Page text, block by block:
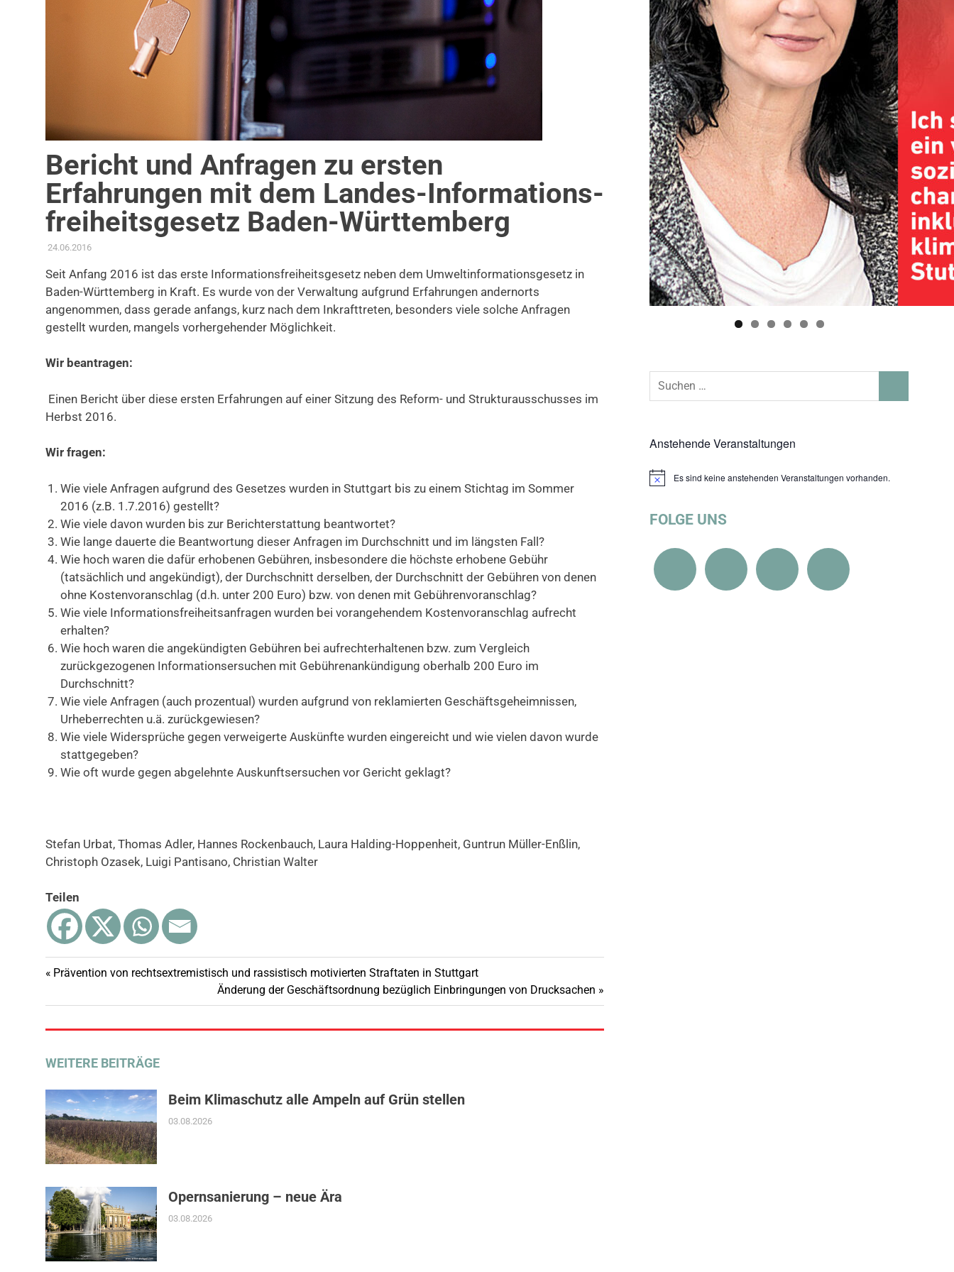
Bericht und Anfragen zu ersten
Erfahrungen mit dem Landes-Informations­
freiheitsgesetz Baden-Württemberg
24.06.2016ADMIN
AKTUELLES
Seit Anfang 2016 ist das erste Informationsfreiheitsgesetz neben dem Umweltinformationsgesetz in
Baden-Württemberg in Kraft. Es wurde von der Verwaltung aufgrund Erfahrungen andernorts
angenommen, dass gerade anfangs, kurz nach dem Inkrafttreten, besonders viele solche Anfragen
gestellt wurden, mangels vorhergehender Möglichkeit.
Wir beantragen:
Einen Bericht über diese ersten Erfahrungen auf einer Sitzung des Reform- und Strukturausschusses im
Herbst 2016.
Wir fragen:
Wie viele Anfragen aufgrund des Gesetzes wurden in Stuttgart bis zu einem Stichtag im Sommer
2016 (z.B. 1.7.2016) gestellt?
Wie viele davon wurden bis zur Berichterstattung beantwortet?
Wie lange dauerte die Beantwortung dieser Anfragen im Durchschnitt und im längsten Fall?
Wie hoch waren die dafür erhobenen Gebühren, insbesondere die höchste erhobene Gebühr
(tatsächlich und angekündigt), der Durchschnitt derselben, der Durchschnitt der Gebühren von denen
ohne Kostenvoranschlag (d.h. unter 200 Euro) bzw. von denen mit Gebührenvoranschlag?
Wie viele Informationsfreiheitsanfragen wurden bei vorangehendem Kostenvoranschlag aufrecht
erhalten?
Wie hoch waren die angekündigten Gebühren bei aufrechterhaltenen bzw. zum Vergleich
zurückgezogenen Informationsersuchen mit Gebührenankündigung oberhalb 200 Euro im
Durchschnitt?
Wie viele Anfragen (auch prozentual) wurden aufgrund von reklamierten Geschäftsgeheimnissen,
Urheberrechten u.ä. zurückgewiesen?
Wie viele Widersprüche gegen verweigerte Auskünfte wurden eingereicht und wie vielen davon wurde
stattgegeben?
Wie oft wurde gegen abgelehnte Auskunftsersuchen vor Gericht geklagt?
Stefan Urbat, Thomas Adler, Hannes Rockenbauch, Laura Halding-Hoppenheit, Guntrun Müller-Enßlin,
Christoph Ozasek, Luigi Pantisano, Christian Walter
Teilen
Beitragsnavigation
Vorheriger
Prävention von rechtsextremistisch und rassistisch motivierten Straftaten in Stuttgart
Nächster
Beitrag:
Änderung der Geschäftsordnung bezüglich Einbringungen von Drucksachen
WEITERE BEITRÄGE
Beim Klimaschutz alle Ampeln auf Grün stellen
03.08.2026
Opernsanierung – neue Ära
03.08.2026
Suchen
Anstehende Veranstaltungen
HinweisEs sind keine anstehenden Veranstaltungen vorhanden.
FOLGE UNS